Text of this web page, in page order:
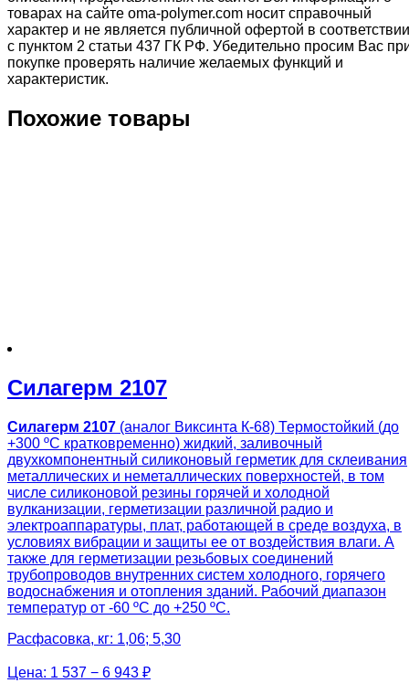
товарах на сайте oma-polymer.com носит справочный
характер и не является публичной офертой в соответствии
с пунктом 2 статьи 437 ГК РФ. Убедительно просим Вас
покупке проверять наличие желаемых функций и
характеристик.
Похожие товары
Силагерм 2107
Силагерм 2107 (аналог Виксинта К-68) Термостойкий (до
+300 ºС кратковременно) жидкий, заливочный
двухкомпонентный силиконовый герметик для склеивания
металлических и неметаллических поверхностей, в том
числе силиконовой резины горячей и холодной
вулканизации, герметизации различной радио и
электроаппаратуры, плат, работающей в среде воздуха, в
условиях вибрации и защиты ее от воздействия влаги. А
также для герметизации резьбовых соединений
трубопроводов внутренних систем холодного, горячего
водоснабжения и отопления зданий. Рабочий диапазон
температур от -60 ºС до +250 ºС.
Расфасовка, кг: 1,06; 5,30
Цена: 1 537 − 6 943 ₽